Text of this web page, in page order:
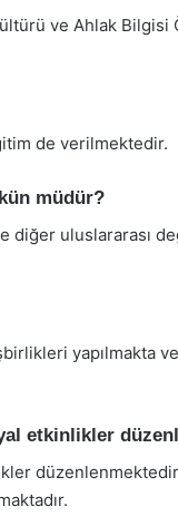
ve Ahlak
de verilmektedir.
müdür?
diğer uluslararası
yapılmakta
etkinlikler